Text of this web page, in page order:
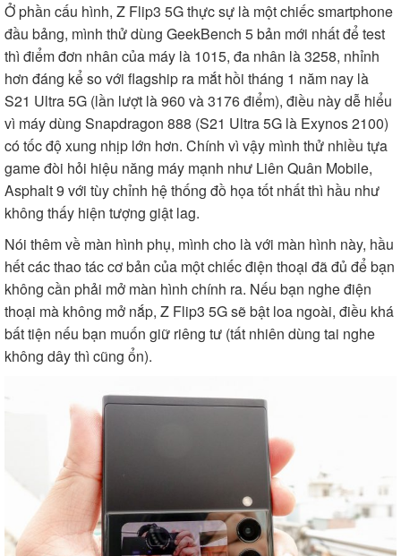
Ở phần cấu hình, Z Flip3 5G thực sự là một chiếc smartphone
đầu bảng, mình thử dùng GeekBench 5 bản mới nhất để test
thì điểm đơn nhân của máy là 1015, đa nhân là 3258, nhỉnh
hơn đáng kể so với flagship ra mắt hồi tháng 1 năm nay là
S21 Ultra 5G (lần lượt là 960 và 3176 điểm), điều này dễ hiểu
vì máy dùng Snapdragon 888 (S21 Ultra 5G là Exynos 2100)
có tốc độ xung nhịp lớn hơn. Chính vì vậy mình thử nhiều tựa
game đòi hỏi hiệu năng máy mạnh như Liên Quân Mobile,
Asphalt 9 với tùy chỉnh hệ thống đồ họa tốt nhất thì hầu như
không thấy hiện tượng giật lag.
Nói thêm về màn hình phụ, mình cho là với màn hình này, hầu
hết các thao tác cơ bản của một chiếc điện thoại đã đủ để bạn
không cần phải mở màn hình chính ra. Nếu bạn nghe điện
thoại mà không mở nắp, Z Flip3 5G sẽ bật loa ngoài, điều khá
bất tiện nếu bạn muốn giữ riêng tư (tất nhiên dùng tai nghe
không dây thì cũng ổn).